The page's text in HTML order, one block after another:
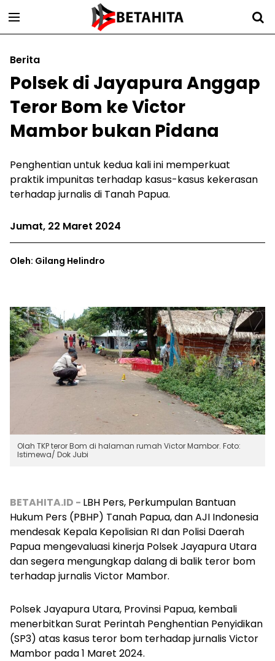
Berita
Polsek di Jayapura Anggap
Teror Bom ke Victor
Mambor bukan Pidana
Penghentian untuk kedua kali ini memperkuat
praktik impunitas terhadap kasus-kasus kekerasan
terhadap jurnalis di Tanah Papua.
Jumat, 22 Maret 2024
Oleh: Gilang Helindro
Olah TKP teror Bom di halaman rumah Victor Mambor. Foto:
Istimewa/ Dok Jubi
BETAHITA.ID - LBH Pers, Perkumpulan Bantuan
Hukum Pers (PBHP) Tanah Papua, dan AJI Indonesia
mendesak Kepala Kepolisian RI dan Polisi Daerah
Papua mengevaluasi kinerja Polsek Jayapura Utara
dan segera mengungkap dalang di balik teror bom
terhadap jurnalis Victor Mambor.
Polsek Jayapura Utara, Provinsi Papua, kembali
menerbitkan Surat Perintah Penghentian Penyidikan
(SP3) atas kasus teror bom terhadap jurnalis Victor
Mambor pada 1 Maret 2024.